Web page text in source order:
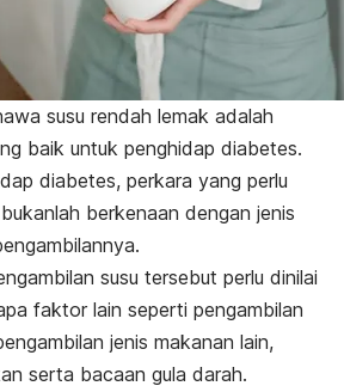
susu rendah lemak adalah
baik untuk penghidap diabetes.
diabetes, perkara yang perlu
berkenaan dengan jenis
susu tersebut perlu dinilai
faktor lain seperti pengambilan
jenis makanan lain,
serta bacaan gula darah.